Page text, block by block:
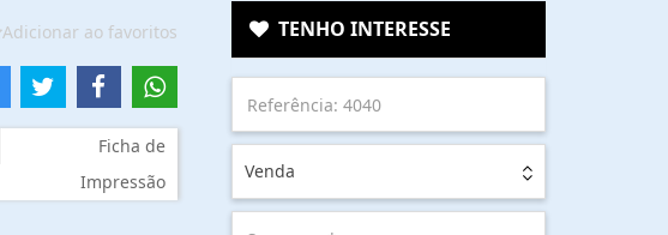
Adicionar ao favoritos
Ficha de
Impressão
TENHO INTERESSE
Venda